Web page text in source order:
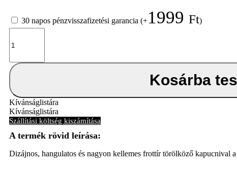
Dizájnos, hangulatos és nagyon kellemes frottír törölköző kapucnival
30 napos pénzvisszafizetési garancia (+1999 Ft)
Törülköző
kapucnival
Houses
cm
mennyiség
Kosárba
Kívánságlistára
Kívánságlistára
Szállítási költség kiszámítása